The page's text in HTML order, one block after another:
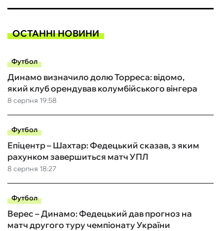
ОСТАННІ НОВИНИ
Футбол
8 серпня 19:58
Динамо визначило долю Торреса: відомо,
який клуб орендував колумбійського вінгера
Футбол
8 серпня 18:27
Епіцентр – Шахтар: Федецький сказав, з яким
рахунком завершиться матч УПЛ
Футбол
Верес – Динамо: Федецький дав прогноз на
матч другого туру чемпіонату України